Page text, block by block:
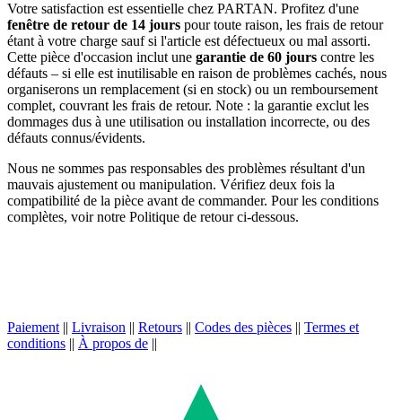
Votre satisfaction est essentielle chez PARTAN. Profitez d'une
fenêtre de retour de 14 jours pour toute raison, les frais de retour
étant à votre charge sauf si l'article est défectueux ou mal assorti.
Cette pièce d'occasion inclut une garantie de 60 jours contre les
défauts – si elle est inutilisable en raison de problèmes cachés, nous
organiserons un remplacement (si en stock) ou un remboursement
complet, couvrant les frais de retour. Note : la garantie exclut les
dommages dus à une utilisation ou installation incorrecte, ou des
défauts connus/évidents.
Nous ne sommes pas responsables des problèmes résultant d'un
mauvais ajustement ou manipulation. Vérifiez deux fois la
compatibilité de la pièce avant de commander. Pour les conditions
complètes, voir notre Politique de retour ci-dessous.
Paiement || Livraison || Retours || Codes des pièces || Termes et
conditions || À propos de ||